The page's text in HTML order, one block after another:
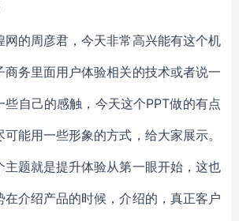
网的周彦君，今天非常高兴能有这个机
商务里面用户体验相关的技术或者说一
些自己的感触，今天这个PPT做的有点
能用一些形象的方式，给大家展示。
主题就是提升体验从第一眼开始，这也
在介绍产品的时候，介绍的，真正客户